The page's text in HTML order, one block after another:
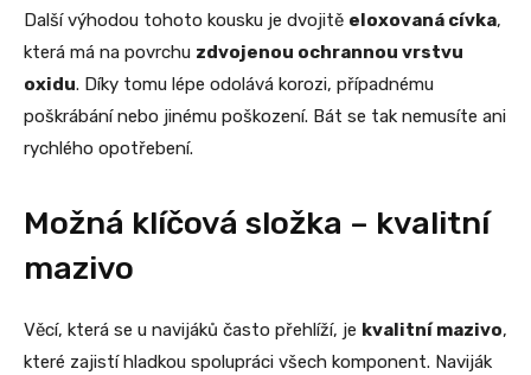
Další výhodou tohoto kousku je dvojitě eloxovaná cívka,
která má na povrchu zdvojenou ochrannou vrstvu
oxidu. Díky tomu lépe odolává korozi, případnému
poškrábání nebo jinému poškození. Bát se tak nemusíte ani
rychlého opotřebení.
Možná klíčová složka – kvalitní
mazivo
Věcí, která se u navijáků často přehlíží, je kvalitní mazivo,
které zajistí hladkou spolupráci všech komponent. Naviják